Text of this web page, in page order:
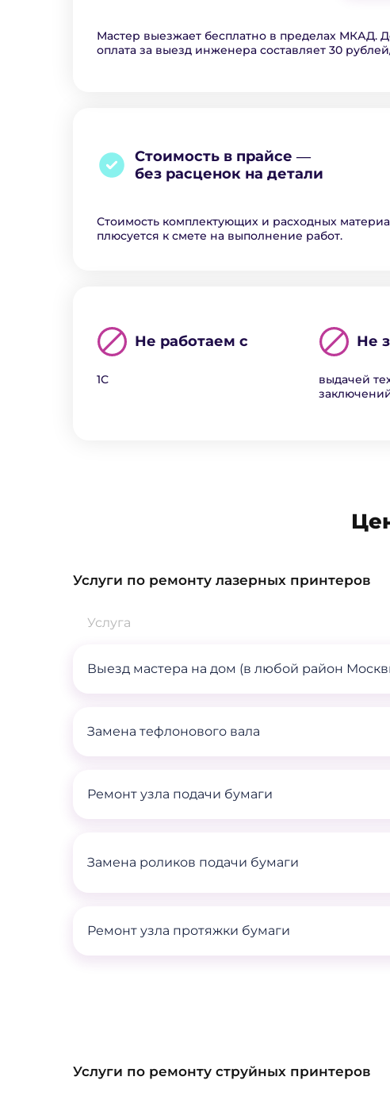
Мастер выезжает бесплатно в пределах МКАД.
оплата за выезд инженера составляет 30
Стоимость в прайсе ―
без расценок на детали
Стоимость комплектующих и расходных
плюсуется к смете на выполнение работ.
Не работаем с
1С
Не
выдачей
Услуги по ремонту лазерных принтеров
Услуга
Выезд мастера на дом (в любой район
Замена тефлонового вала
Ремонт узла подачи бумаги
Замена роликов подачи бумаги
Ремонт узла протяжки бумаги
Услуги по ремонту струйных принтеров